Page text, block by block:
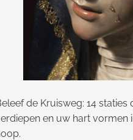
de Kruisweg: 14 staties
en uw hart vormen